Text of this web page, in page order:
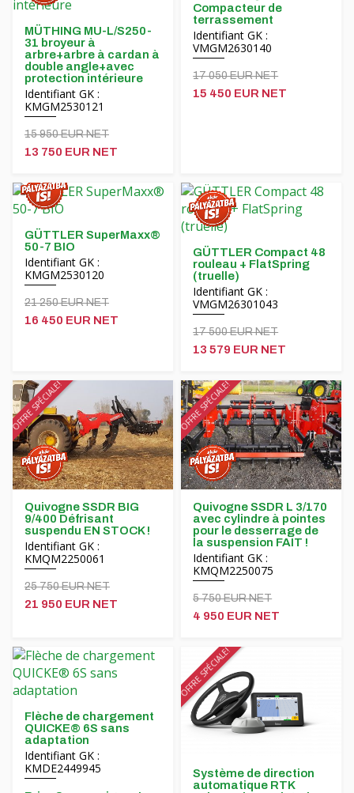
MÜTHING MU-L/S250-
31 broyeur à
arbre+arbre à cardan à
double angle+avec
protection intérieure
Identifiant GK :
KMGM2530121
15 950 EUR NET
13 750 EUR NET
Compacteur de
terrassement
Identifiant GK :
VMGM2630140
17 050 EUR NET
15 450 EUR NET
GÜTTLER SuperMaxx®
50-7 BIO
Identifiant GK :
KMGM2530120
21 250 EUR NET
16 450 EUR NET
GÜTTLER Compact 48
rouleau + FlatSpring
(truelle)
Identifiant GK :
VMGM26301043
17 500 EUR NET
13 579 EUR NET
OFFRE SPÉCIALE!
Quivogne SSDR BIG
9/400 Défrisant
suspendu EN STOCK !
Identifiant GK :
KMQM2250061
25 750 EUR NET
21 950 EUR NET
OFFRE SPÉCIALE!
Quivogne SSDR L 3/170
avec cylindre à pointes
pour le desserrage de
la suspension FAIT !
Identifiant GK :
KMQM2250075
5 750 EUR NET
4 950 EUR NET
Flèche de chargement
QUICKE® 6S sans
adaptation
Identifiant GK :
KMDE2449945
OFFRE SPÉCIALE!
Système de direction
automatique RTK